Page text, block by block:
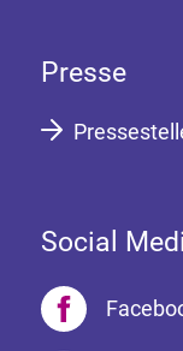
Presse
Social